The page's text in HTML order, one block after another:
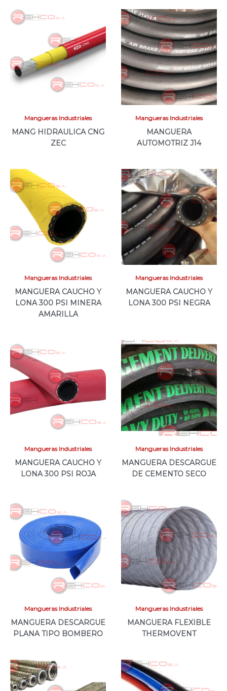
Mangueras Industriales
MANG HIDRAULICA CNG
ZEC
Mangueras Industriales
MANGUERA
AUTOMOTRIZ J14
Mangueras Industriales
MANGUERA CAUCHO Y
LONA 300 PSI MINERA
AMARILLA
Mangueras Industriales
MANGUERA CAUCHO Y
LONA 300 PSI NEGRA
Mangueras Industriales
MANGUERA CAUCHO Y
LONA 300 PSI ROJA
Mangueras Industriales
MANGUERA DESCARGUE
DE CEMENTO SECO
Mangueras Industriales
MANGUERA DESCARGUE
PLANA TIPO BOMBERO
Mangueras Industriales
MANGUERA FLEXIBLE
THERMOVENT